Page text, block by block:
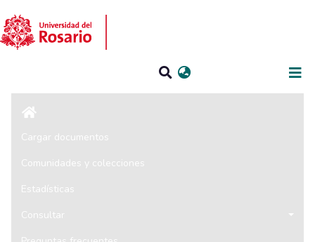
Cargar documentos
Comunidades y colecciones
Estadísticas
Consultar